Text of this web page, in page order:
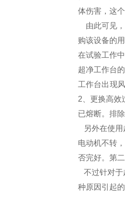
体伤害，这
由此可见，
购该设备的
在试验工作
超净工作台
工作台出现
2、更换高效
已熔断。排
另外在使用
电动机不转
否完好。第
不过针对于
种原因引起